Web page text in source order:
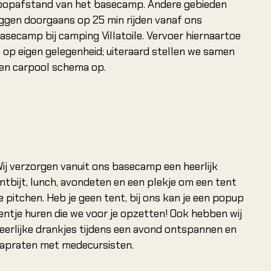
van het basecamp. Andere gebieden
doorgaans op 25 min rijden vanaf ons
bij camping Villatoile. Vervoer hiernaartoe
op eigen gelegenheid; uiteraard stellen we samen
carpool schema op.
verzorgen vanuit ons basecamp een heerlijk
lunch, avondeten en een plekje om een tent
pitchen. Heb je geen tent, bij ons kan je een popup
huren die we voor je opzetten! Ook hebben wij
drankjes tijdens een avond ontspannen en
met medecursisten.